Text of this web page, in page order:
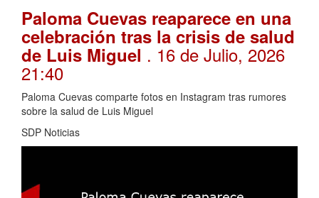
Paloma Cuevas reaparece en una
celebración tras la crisis de salud
de Luis Miguel . 16 de Julio, 2026
21:40
Paloma Cuevas comparte fotos en Instagram tras rumores
sobre la salud de Luis Miguel
SDP Noticias